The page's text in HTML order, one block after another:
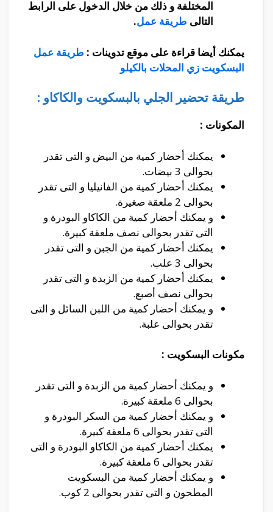
المختلفة و ذلك من خلال الدخول على الرابط
التالى طريقة عمل.
يمكنك أيضا قراءة على موقع تدوينات : طريقة عمل
البسكويت زي المحلات بالكيلو
طريقة تحضير الجلي بالبسكويت والكاكاو :
المكونات :
يمكنك أحضار كمية من البيض و التى تقدر
بحوالى 3 بيضات.
يمكنك أحضار كمية من الفانيليا و التى تقدر
بحوالى 2 ملعقة صغيرة.
و يمكنك أحضار كمية من الكاكاو البودرة و
التى تقدر بحوالى نصف ملعقة كبيرة.
يمكنك أحضار كمية من الجبن و التى تقدر
بحوالى 3 علب.
يمكنك أحضار كمية من الزبدة و التى تقدر
بحوالى نصف أصبع.
و يمكنك أحضار كمية من اللبن السائل و التى
تقدر بحوالى علبة.
مكونات البسكويت :
و يمكنك أحضار كمية من الزبدة و التى تقدر
بحوالى 6 ملعقة كبيرة.
و يمكنك أحضار كمية من السكر البودرة و
التى تقدر بحوالى 6 ملعقة كبيرة.
يمكنك أحضار كمية من الكاكاو البودرة و التى
تقدر بحوالى 6 ملعقة كبيرة.
و يمكنك أحضار كمية من البسكويت
المطحون و التى تقدر بحوالى 2 كوب.